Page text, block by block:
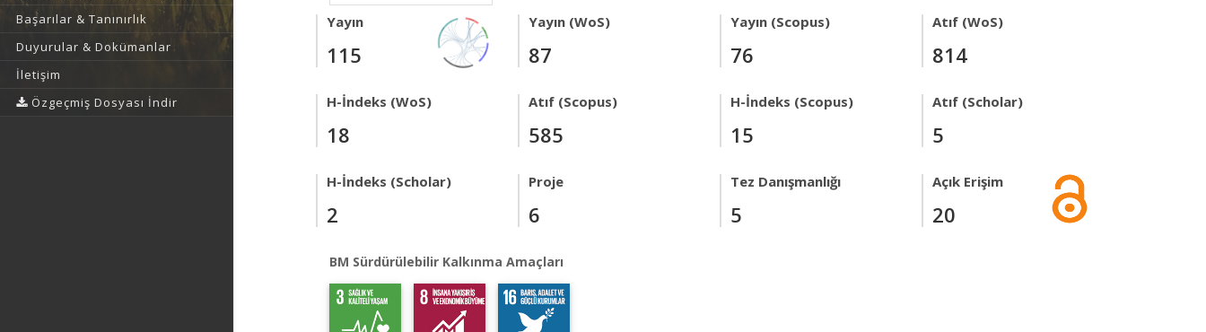
Başarılar & Tanınırlık
Duyurular & Dokümanlar
İletişim
Özgeçmiş Dosyası İndir
Yayın
115
Yayın (WoS)
87
Yayın (Scopus)
76
Atıf (WoS)
814
H-İndeks (WoS)
18
Atıf (Scopus)
585
H-İndeks (Scopus)
15
Atıf (Scholar)
5
H-İndeks (Scholar)
2
Proje
6
Tez Danışmanlığı
5
Açık Erişim
20
BM Sürdürülebilir Kalkınma Amaçları